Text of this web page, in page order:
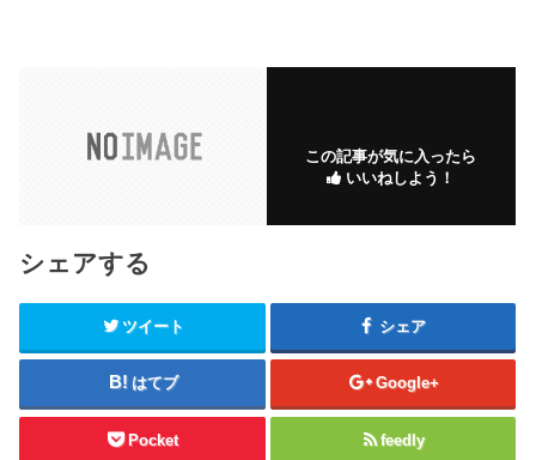
この記事が気に入ったら
いいねしよう！
シェアする
ツイート シェア
はてブ Google+
Pocket feedly